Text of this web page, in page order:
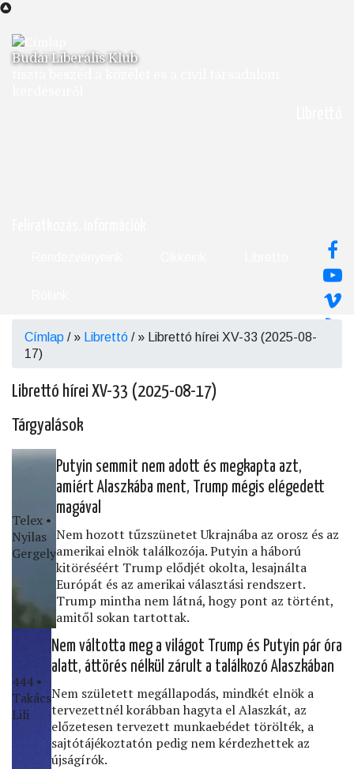
Ugrás
tartalomra
Budai Liberális Klub
Morzsa
Címlap / Librettó /
Librettó hírei XV-33 (2025-08-
17)
Librettó hírei XV-33 (2025-08-17)
Tárgyalások
Telex •
Nyilas
Gergely
Putyin semmit nem adott és megkapta azt,
amiért Alaszkába ment, Trump mégis elégedett
magával
Nem hozott tűzszünetet Ukrajnába az orosz és az
amerikai elnök találkozója. Putyin a háború
kitöréséért Trump elődjét okolta, lesajnálta
Európát és az amerikai választási rendszert.
Trump mintha nem látná, hogy pont az történt,
amitől sokan tartottak.
444 •
Takács
Lili
Nem váltotta meg a világot Trump és Putyin pár óra
alatt, áttörés nélkül zárult a találkozó Alaszkában
Nem született megállapodás, mindkét elnök a
tervezettnél korábban hagyta el Alaszkát, az
előzetesen tervezett munkaebédet törölték, a
sajtótájékoztatón pedig nem kérdezhettek az
újságírók.